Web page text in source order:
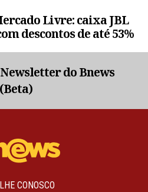
Livre: caixa JBL
descontos de até 53%
do Bnews
(Beta)
CONOSCO